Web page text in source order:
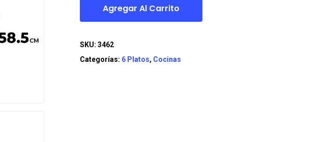
Agregar Al Carrito
SKU:3462
Categorías: 6 Platos, Cocinas